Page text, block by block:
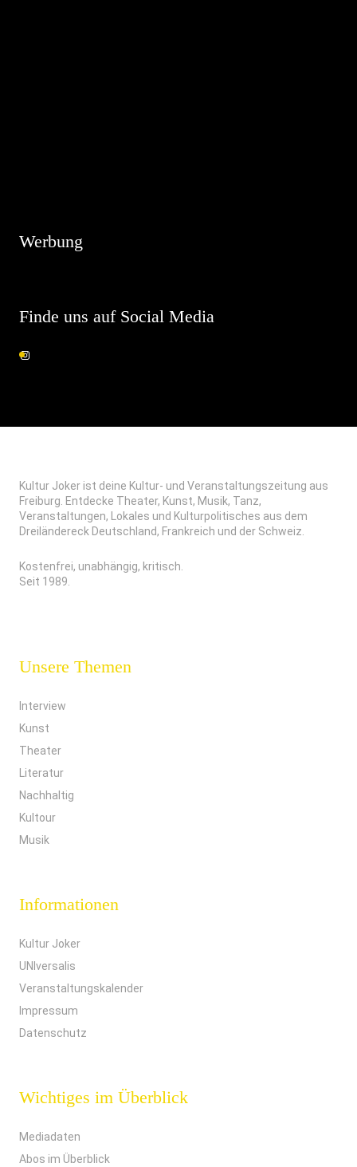
Werbung
Finde uns auf Social Media
Kultur Joker ist deine Kultur- und Veranstaltungszeitung aus
Freiburg. Entdecke Theater, Kunst, Musik, Tanz,
Veranstaltungen, Lokales und Kulturpolitisches aus dem
Dreiländereck Deutschland, Frankreich und der Schweiz.
Kostenfrei, unabhängig, kritisch.
Seit 1989.
Unsere Themen
Interview
Kunst
Theater
Literatur
Nachhaltig
Kultour
Musik
Informationen
Kultur Joker
UNIversalis
Veranstaltungskalender
Impressum
Datenschutz
Wichtiges im Überblick
Mediadaten
Abos im Überblick